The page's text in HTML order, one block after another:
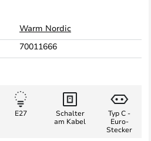
Warm Nordic
70011666
E27
Schalter
am Kabel
Typ C -
Euro-
Stecker